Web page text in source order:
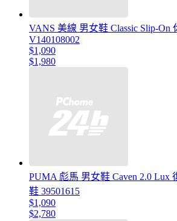
VANS 美線 男女鞋 Classic Slip-On
V140108002
$1,090
$1,980
PUMA 彪馬 男女鞋 Caven 2.0 Lux
鞋 39501615
$1,090
$2,780